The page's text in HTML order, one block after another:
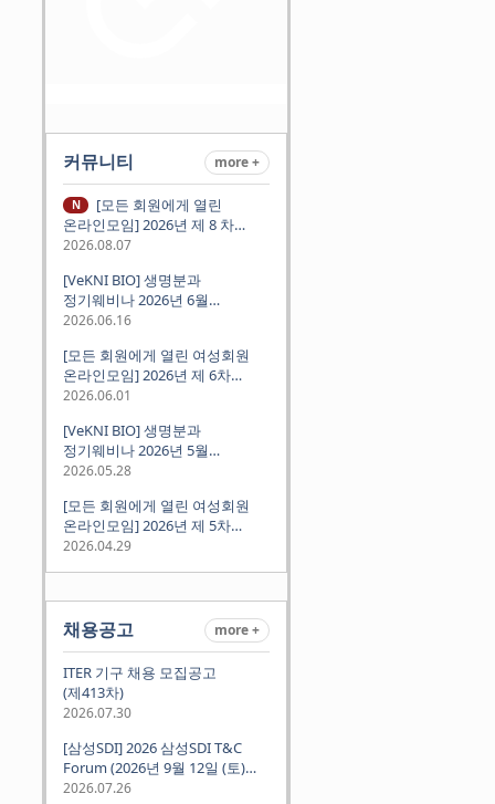
커뮤니티 more +
N
온라인모임] 2026년 제 8 차
정기모임 (8월 12일 수요일 저녁
경험담
2026.08.07
[VeKNI BIO] 생명분과
정기웨비나 2026년 6월
(2026.06.18 Thu 9:00PM)
2026.06.16
[모든 회원에게 열린 여성회원
온라인모임] 2026년 제 6차
정기모임 (6월 10일 수요일 저녁
2026.06.01
[VeKNI BIO] 생명분과
정기웨비나 2026년 5월
(2026.05.28 Thu 9:00PM)
2026.05.28
[모든 회원에게 열린 여성회원
온라인모임] 2026년 제 5차
정기모임 (5월 12일 화요일 저녁
2026.04.29
채용공고 more +
ITER 기구 채용 모집공고
(제413차)
2026.07.30
[삼성SDI] 2026 삼성SDI T&C
Forum (2026년 9월 12일 (토)
뮌헨 개최)
2026.07.26